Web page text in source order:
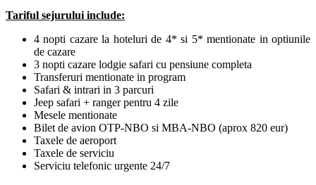
Tariful sejurului include:
4 nopti cazare la hoteluri de 4* si 5* mentionate in optiunile
de cazare
3 nopti cazare lodgie safari cu pensiune completa
Transferuri mentionate in program
Safari & intrari in 3 parcuri
Jeep safari + ranger pentru 4 zile
Mesele mentionate
Bilet de avion OTP-NBO si MBA-NBO (aprox 820 eur)
Taxele de aeroport
Taxele de serviciu
Serviciu telefonic urgente 24/7